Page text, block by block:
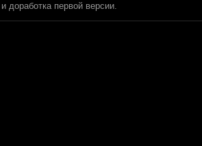
доработка первой версии.